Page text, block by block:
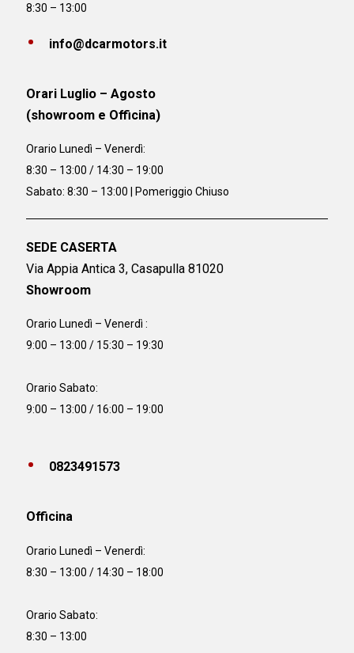
8:30 – 13:00
info@dcarmotors.it
Orari Luglio – Agosto
(showroom e Officina)
Orario Lunedì – Venerdì:
8:30 – 13:00 / 14:30 – 19:00
Sabato: 8:30 – 13:00 | Pomeriggio Chiuso
SEDE CASERTA
Via Appia Antica 3, Casapulla 81020
Showroom
Orario Lunedì – Venerdì :
9:00 – 13:00 / 15:30 – 19:30
Orario Sabato:
9:00 – 13:00 / 16:00 – 19:00
0823491573
Officina
Orario Lunedì – Venerdì:
8:30 – 13:00 / 14:30 – 18:00
Orario Sabato:
8:30 – 13:00